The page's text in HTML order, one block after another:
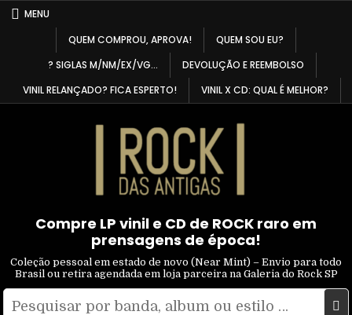
SkipMENU
QUEM COMPROU, APROVA!
QUEM SOU EU?
? SIGLAS M/NM/EX/VG…
DEVOLUÇÃO E REEMBOLSO
VINIL RELANÇADO? FICA ESPERTO!
VINIL X CD: QUAL É MELHOR?
Compre LP vinil e CD de ROCK raro em
prensagens de época!
Coleção pessoal em estado de novo (Near Mint) – Envio para todo
Brasil ou retira agendada em loja parceira na Galeria do Rock SP
Pesquisar